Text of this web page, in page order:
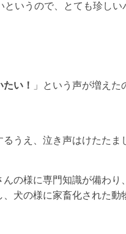
いうので、とても珍しい
たい！ 」という声が増え
うえ、泣き声はけたたま
の様に専門知識が備わり
犬の様に家畜化された